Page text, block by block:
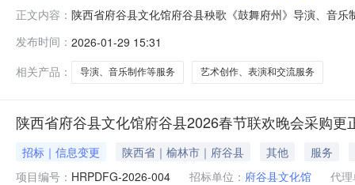
正文内容： 陕西省府谷县文化馆府谷县秧歌《鼓舞府州》导演、音
县秧歌《鼓舞府州》导演、音乐制作等服务):服务类（榆
和交
发布时间： 2026-01-29 15:31
相关产品：
导演、音乐制作等服务 艺术创作、表演和交流服务
陕西省府谷县文化馆府谷县2026春节联欢晚会采购更
招标｜信息变更 陕西省｜榆林市｜府谷县 其他
服务
项目编号： HRPDFG-2026-004 招标单位： 府谷县文化馆
代